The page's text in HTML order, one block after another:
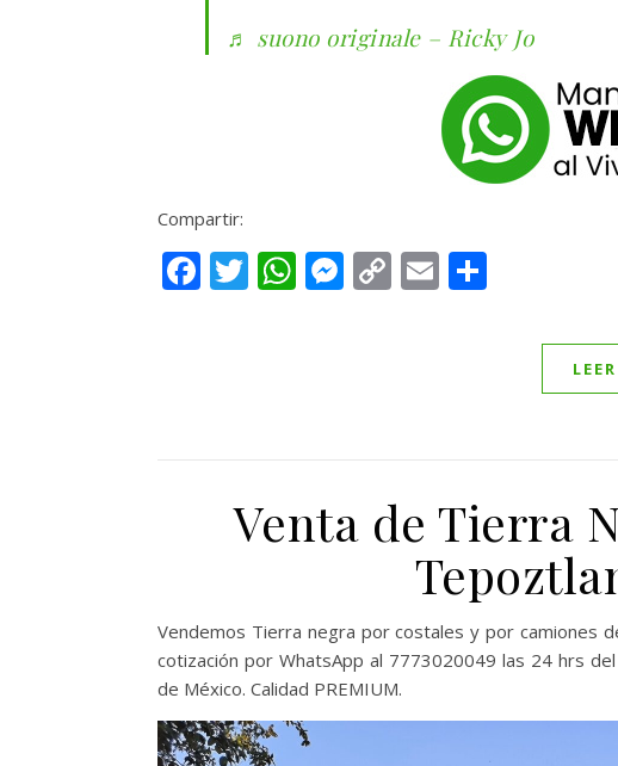
♬ suono originale – Ricky Jo
Compartir:
Facebook
Twitter
WhatsApp
Messenger
CopyEmail
Venta de Tierra
Vendemos Tierra negra por costales y por camiones
cotización por WhatsApp al 7773020049 las 24 hrs
de México. Calidad PREMIUM.